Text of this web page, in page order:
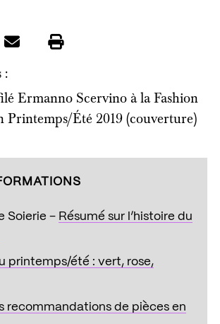
:
Ermanno Scervino à la Fashion
Printemps/Été 2019 (couverture)
Soierie – Résumé sur l’histoire du
printemps/été : vert, rose,
recommandations de pièces en